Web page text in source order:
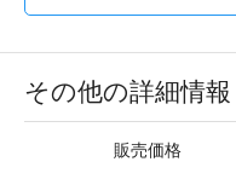
その他の詳細情報
販売価格